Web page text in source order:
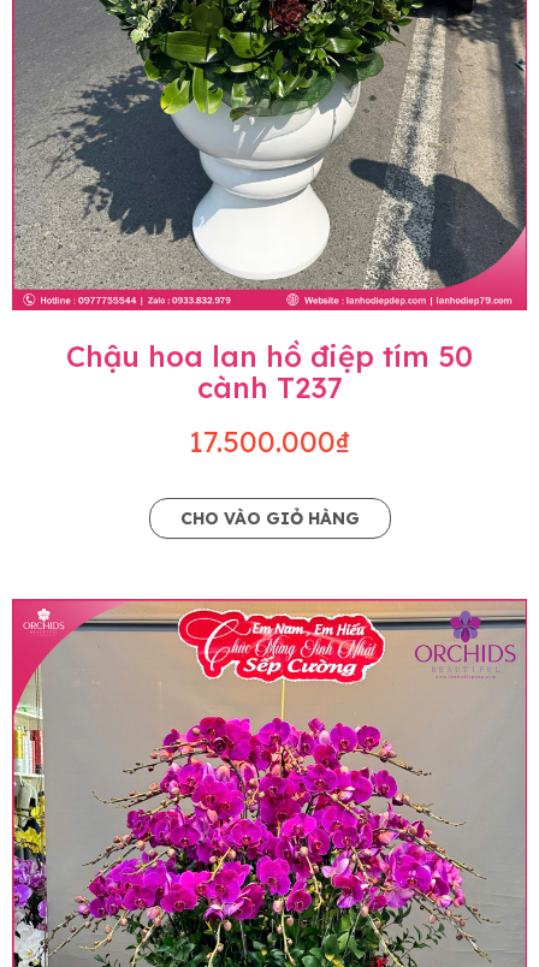
Chậu hoa lan hồ điệp tím 50
cành T237
17.500.000₫
CHO VÀO GIỎ HÀNG